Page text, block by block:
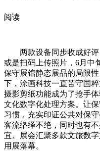
阅读
两款设备同步收成好评
或是扫码上传照片，6月中
保守展馆静态展品的局限
下，涂画科技一直苦守国
摄影剪纸功能成为了抢手
文化数字化处理方案。让
习惯，充实印证公共对保
客流络绎不绝，同时也有
宜。展会汇聚多款文旅数
用展落幕。